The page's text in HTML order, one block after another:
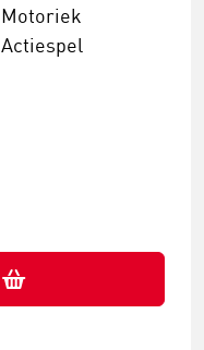
Motoriek
Actiespel